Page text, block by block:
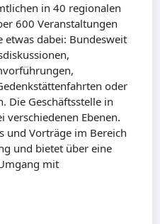
in 40 regionalen
600 Veranstaltungen
etwas dabei: Bundesweit
oder
Die Geschäftsstelle in
verschiedenen Ebenen.
und Vorträge im Bereich
und bietet über eine
mit